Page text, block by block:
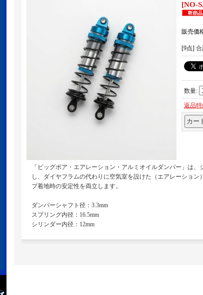
[NO-
販売価
[9点]
数量:
返品
「ビッグボア・エアレーション・アルミオイルダンパー」は
し、ダイヤフラムの代わりに空気室を設けた（エアレーショ
プ着地時の安定性を両立します。
ダンパーシャフト径：3.3mm
スプリング内径：16.5mm
シリンダー内径：12mm